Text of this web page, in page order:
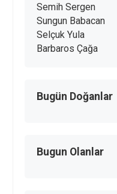
Semih Sergen
Sungun Babacan
Selçuk Yula
Barbaros Çağa
Bugün Doğanlar
Bugun Olanlar